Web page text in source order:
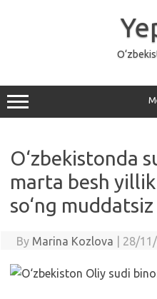
O‘zbekistonda
marta besh
so‘ng
By Marina Kozlova 28/